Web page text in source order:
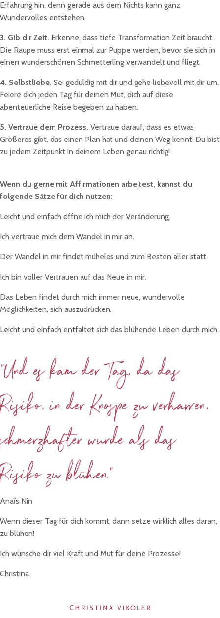
Erfahrung hin, denn gerade aus dem Nichts kann ganz
Wundervolles entstehen.
3. Gib dir Zeit. Erkenne, dass tiefe Transformation Zeit braucht.
Die Raupe muss erst einmal zur Puppe werden, bevor sie sich in
einen wunderschönen Schmetterling verwandelt und fliegt.
4. Selbstliebe. Sei geduldig mit dir und gehe liebevoll mit dir um.
Feiere dich jeden Tag für deinen Mut, dich auf diese
abenteuerliche Reise begeben zu haben.
5. Vertraue dem Prozess. Vertraue darauf, dass es etwas
Größeres gibt, das einen Plan hat und deinen Weg kennt. Du bist
zu jedem Zeitpunkt in deinem Leben genau richtig!
Wenn du gerne mit Affirmationen arbeitest, kannst du
folgende Sätze für dich nutzen:
Leicht und einfach öffne ich mich der Veränderung.
Ich vertraue mich dem Wandel in mir an.
Der Wandel in mir findet mühelos und zum Besten aller statt.
Ich bin voller Vertrauen auf das Neue in mir.
Das Leben findet durch mich immer neue, wundervolle
Möglichkeiten, sich auszudrücken.
Leicht und einfach entfaltet sich das blühende Leben durch mich.
"Und es kam der Tag, da das
Risiko, in der Knospe zu verharren,
schmerzhafter wurde als das
Risiko zu blühen."
Anaïs Nin
Wenn dieser Tag für dich kommt, dann setze wirklich alles daran,
zu blühen!
Ich wünsche dir viel Kraft und Mut für deine Prozesse!
Christina